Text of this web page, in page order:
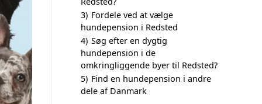
3) Fordele ved at vælge
hundepension i Redsted
4) Søg efter en dygtig
hundepension i de
omkringliggende byer til Redsted?
5) Find en hundepension i andre
dele af Danmark